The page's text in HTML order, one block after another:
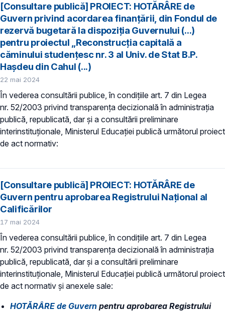
[Consultare publică] PROIECT: HOTĂRÂRE de
Guvern privind acordarea finanțării, din Fondul de
rezervă bugetară la dispoziția Guvernului (...)
pentru proiectul „Reconstrucția capitală a
căminului studențesc nr. 3 al Univ. de Stat B.P.
Hașdeu din Cahul (...)
22 mai 2024
În vederea consultării publice, în condiţiile art. 7 din Legea
nr. 52/2003 privind transparenţa decizională în administraţia
publică, republicată, dar și a consultării preliminare
interinstituționale, Ministerul Educaţiei publică următorul proiect
de act normativ:
[Consultare publică] PROIECT: HOTĂRÂRE de
Guvern pentru aprobarea Registrului Național al
Calificărilor
17 mai 2024
În vederea consultării publice, în condiţiile art. 7 din Legea
nr. 52/2003 privind transparenţa decizională în administraţia
publică, republicată, dar și a consultării preliminare
interinstituționale, Ministerul Educaţiei publică următorul proiect
de act normativ și anexele sale:
HOTĂRÂRE de Guvern pentru aprobarea Registrului